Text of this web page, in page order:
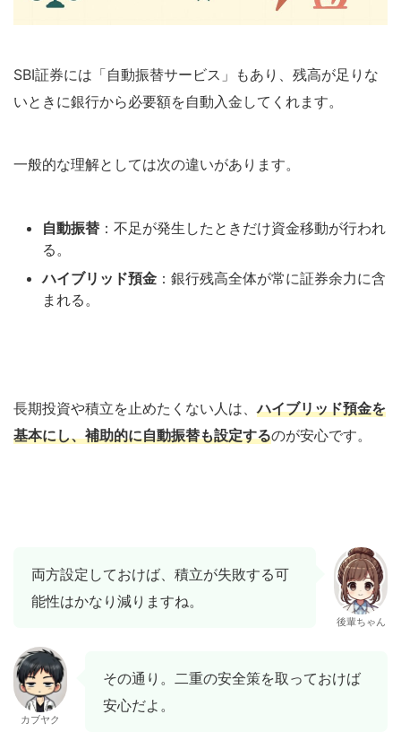
SBI証券には「自動振替サービス」もあり、残高が足りな
いときに銀行から必要額を自動入金してくれます。
一般的な理解としては次の違いがあります。
自動振替 ：不足が発生したときだけ資金移動が行われ
る。
ハイブリッド預金 ：銀行残高全体が常に証券余力に含
まれる。
長期投資や積立を止めたくない人は、ハイブリッド預金を
基本にし、補助的に自動振替も設定するのが安心です。
両方設定しておけば、積立が失敗する可
能性はかなり減りますね。
後輩ちゃん
カブヤク
その通り。二重の安全策を取っておけば
安心だよ。